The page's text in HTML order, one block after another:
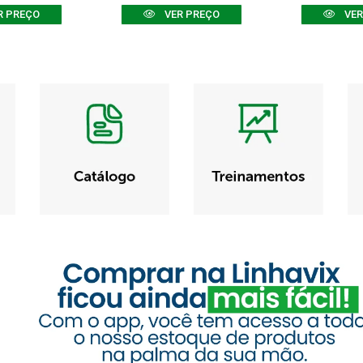
PREÇO VER PREÇO